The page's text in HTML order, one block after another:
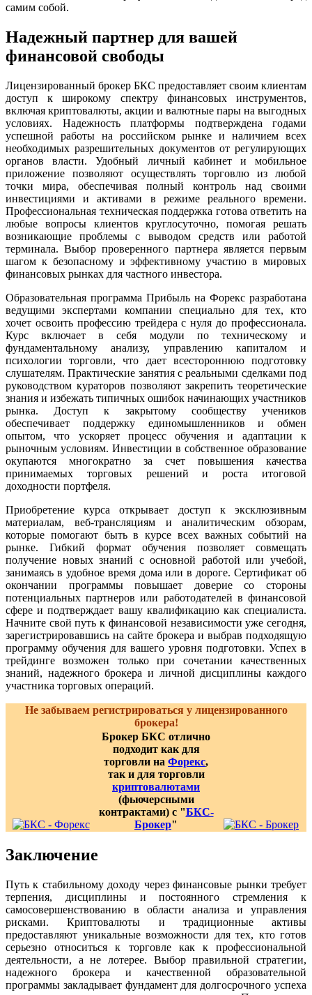
самим собой.
Надежный партнер для вашей
финансовой свободы
Лицензированный брокер БКС предоставляет своим клиентам
доступ к широкому спектру финансовых инструментов,
включая криптовалюты, акции и валютные пары на выгодных
условиях. Надежность платформы подтверждена годами
успешной работы на российском рынке и наличием всех
необходимых разрешительных документов от регулирующих
органов власти. Удобный личный кабинет и мобильное
приложение позволяют осуществлять торговлю из любой
точки мира, обеспечивая полный контроль над своими
инвестициями и активами в режиме реального времени.
Профессиональная техническая поддержка готова ответить на
любые вопросы клиентов круглосуточно, помогая решать
возникающие проблемы с выводом средств или работой
терминала. Выбор проверенного партнера является первым
шагом к безопасному и эффективному участию в мировых
финансовых рынках для частного инвестора.
Образовательная программа Прибыль на Форекс разработана
ведущими экспертами компании специально для тех, кто
хочет освоить профессию трейдера с нуля до профессионала.
Курс включает в себя модули по техническому и
фундаментальному анализу, управлению капиталом и
психологии торговли, что дает всестороннюю подготовку
слушателям. Практические занятия с реальными сделками под
руководством кураторов позволяют закрепить теоретические
знания и избежать типичных ошибок начинающих участников
рынка. Доступ к закрытому сообществу учеников
обеспечивает поддержку единомышленников и обмен
опытом, что ускоряет процесс обучения и адаптации к
рыночным условиям. Инвестиции в собственное образование
окупаются многократно за счет повышения качества
принимаемых торговых решений и роста итоговой
доходности портфеля.
Приобретение курса открывает доступ к эксклюзивным
материалам, веб-трансляциям и аналитическим обзорам,
которые помогают быть в курсе всех важных событий на
рынке. Гибкий формат обучения позволяет совмещать
получение новых знаний с основной работой или учебой,
занимаясь в удобное время дома или в дороге. Сертификат об
окончании программы повышает доверие со стороны
потенциальных партнеров или работодателей в финансовой
сфере и подтверждает вашу квалификацию как специалиста.
Начните свой путь к финансовой независимости уже сегодня,
зарегистрировавшись на сайте брокера и выбрав подходящую
программу обучения для вашего уровня подготовки. Успех в
трейдинге возможен только при сочетании качественных
знаний, надежного брокера и личной дисциплины каждого
участника торговых операций.
Не забываем регистрироваться у лицензированного
брокера!
Брокер БКС отлично
подходит как для
торговли на Форекс,
так и для торговли
криптовалютами
(фьючерсными
контрактами) с "БКС-
Брокер"
Заключение
Путь к стабильному доходу через финансовые рынки требует
терпения, дисциплины и постоянного стремления к
самосовершенствованию в области анализа и управления
рисками. Криптовалюты и традиционные активы
предоставляют уникальные возможности для тех, кто готов
серьезно относиться к торговле как к профессиональной
деятельности, а не лотерее. Выбор правильной стратегии,
надежного брокера и качественной образовательной
программы закладывает фундамент для долгосрочного успеха